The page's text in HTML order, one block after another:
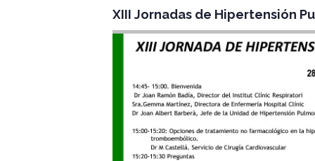
XIII Jornadas de Hipertensión